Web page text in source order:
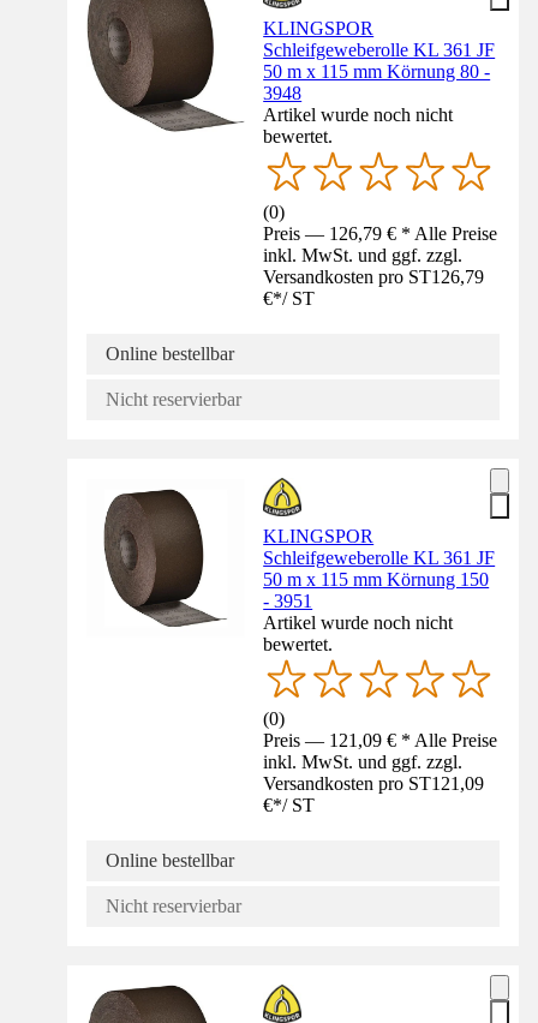
KLINGSPOR
Schleifgeweberolle KL 361 JF
50 m x 115 mm Körnung 80 -
3948
Artikel wurde noch nicht
bewertet.
(0)
Preis — 126,79 € * Alle Preise
inkl. MwSt. und ggf. zzgl.
Versandkosten pro ST126,79
€*/ ST
Online bestellbar
Nicht reservierbar
KLINGSPOR
Schleifgeweberolle KL 361 JF
50 m x 115 mm Körnung 150
- 3951
Artikel wurde noch nicht
bewertet.
(0)
Preis — 121,09 € * Alle Preise
inkl. MwSt. und ggf. zzgl.
Versandkosten pro ST121,09
€*/ ST
Online bestellbar
Nicht reservierbar